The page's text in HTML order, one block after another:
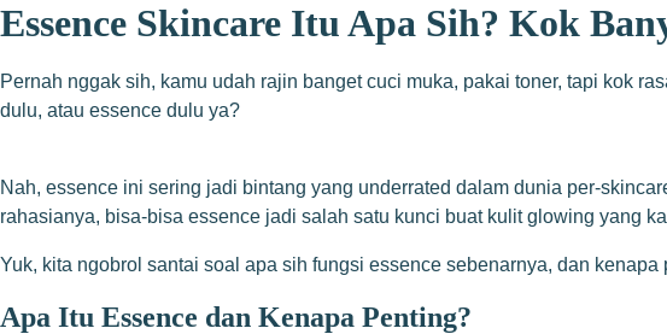
Essence Skincare Itu Apa Sih? Kok
Pernah nggak sih, kamu udah rajin banget cuci muka, pakai toner, tapi kok
dulu, atau essence dulu ya?
Nah, essence ini sering jadi bintang yang underrated dalam dunia per-
rahasianya, bisa-bisa essence jadi salah satu kunci buat kulit glowing yang
Yuk, kita ngobrol santai soal apa sih fungsi essence sebenarnya, dan
Apa Itu Essence dan Kenapa Penting?